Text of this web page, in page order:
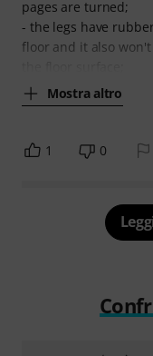
pages are turned;
- the legs have
floor and it also
Mostra altro
1 0